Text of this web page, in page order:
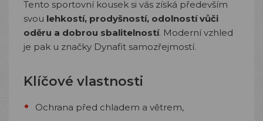
Tento sportovní kousek si vás získá především
svou lehkostí, prodyšností, odolností vůči
oděru a dobrou sbalitelností. Moderní vzhled
je pak u značky Dynafit samozřejmostí.
Klíčové vlastnosti
Ochrana před chladem a větrem,